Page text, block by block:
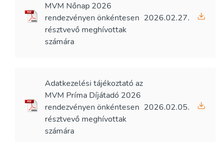
MVM Nőnap 2026
rendezvényen önkéntesen
résztvevő meghívottak
számára
2026.02.27.
Adatkezelési tájékoztató az
MVM Príma Díjátadó 2026
rendezvényen önkéntesen
résztvevő meghívottak
számára
2026.02.05.